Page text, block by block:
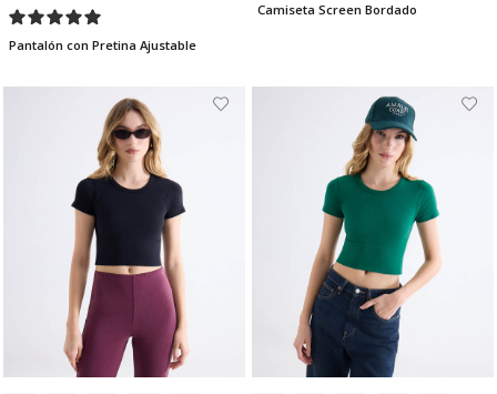
Pantalón con Pretina Ajustable
Camiseta Screen Bordado